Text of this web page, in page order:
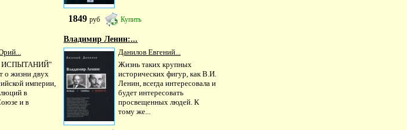
1849руб Купить
ИСПЫТАНИЙ"
о жизни двух
империи,
в
и в
Владимир Ленин:...
Данилов Евгений...
Жизнь таких крупных
исторических фигур, как В.И.
Ленин, всегда интересовала и
будет интересовать
просвещенных людей. К
тому же...